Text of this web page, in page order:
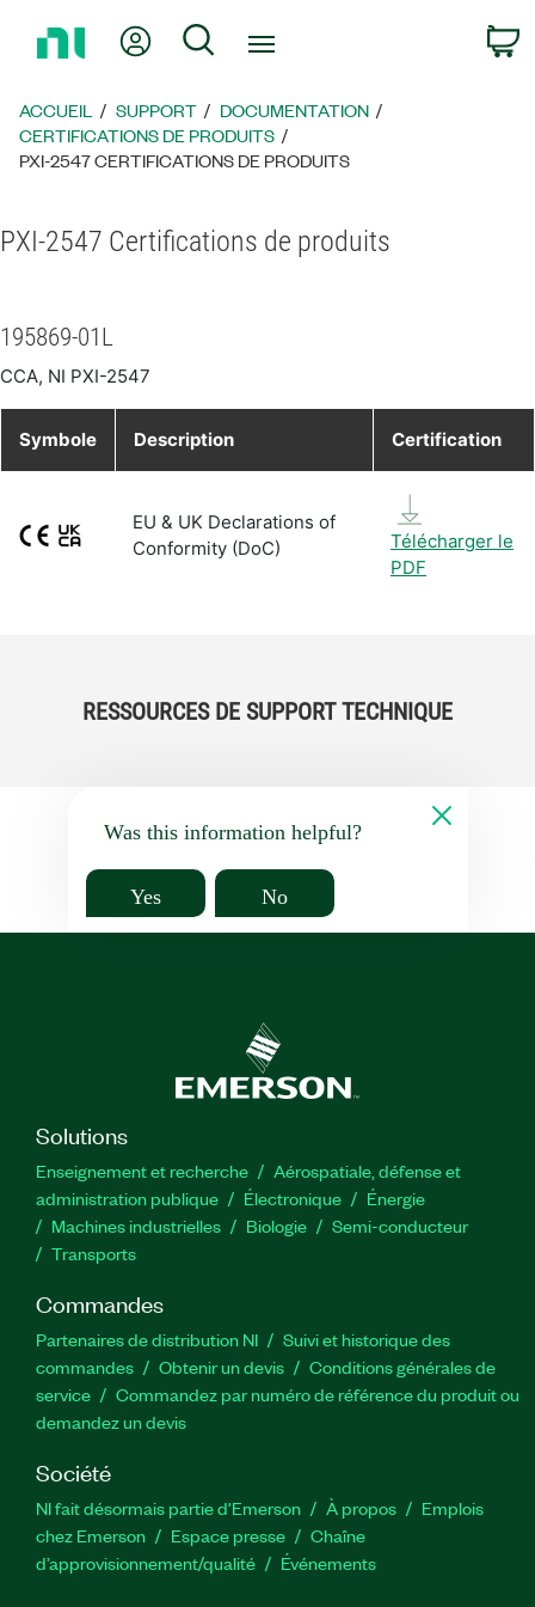
page
d’accueil
Mon compteRechercher
ACCUEIL SUPPORT
DOCUMENTATION
CERTIFICATIONS DE PRODUITS
PXI-2547 CERTIFICATIONS DE PRODUITS
PXI-2547 Certifications de produits
195869-01L
CCA, NI PXI-2547
Symbole Description Certification
EU & UK Declarations of
Conformity (DoC)
Télécharger le
PDF
RESSOURCES DE SUPPORT TECHNIQUE
Was this information helpful?
Yes No
Solutions
Enseignement et recherche
Aérospatiale, défense et
administration publique
Électronique
Énergie​
Machines industrielles
Biologie
Semi-conducteur
Transports
Commandes
Partenaires de distribution NI
Suivi et historique des
commandes
Obtenir un devis
Conditions générales de
service
Commandez par numéro de référence du produit ou
demandez un devis
Société
NI fait désormais partie d'Emerson À propos
Emplois
chez Emerson
Espace presse
Chaîne
d’approvisionnement/qualité
Événements